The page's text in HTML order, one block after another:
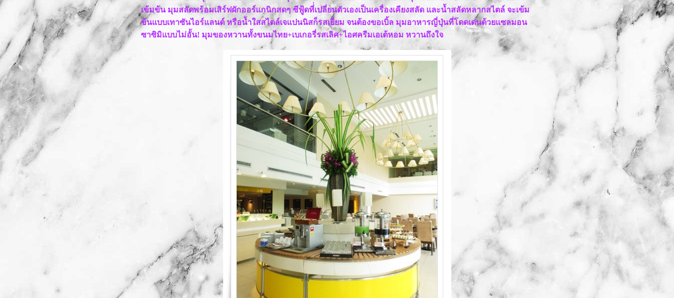
เข้มข้น มุมสลัดพร้อมเสิร์ฟผักออร์แกนิกสดๆ ซีฟู้ดที่่เปลี่ยนตัวเองเป็นเครื่องเคียงสลัด และน้ำสลัดหลากสไตล์ จะเข้ม
ข้นแบบเทาซันไอร์แลนด์ หรือน้ำใสสไตล์เจแปนนิสก็รสเยี่ยม จนต้องขอเบิ้ล มุมอาหารญี่ปุ่นที่โดดเด่นด้วยแซลมอน
ซาซิมิแบบไม่อั้น! มุมของหวานทั้งขนมไทย+เบเกอรี่รสเลิศ+ไอศครีมเอเต้หอม หวานถึงใจ